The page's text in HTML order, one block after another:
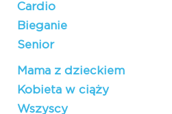
Cardio
Bieganie
Senior
Mama z dzieckiem
Kobieta w ciąży
Wszyscy